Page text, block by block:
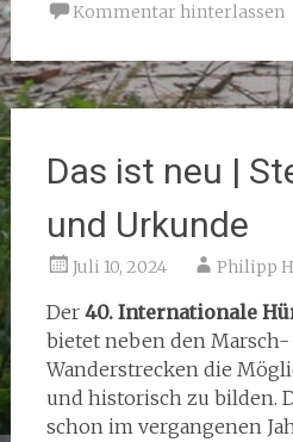
Kommentar hinterlassen
Das ist neu |
und Urkunde
Juli 10, 2024 Philipp
Der 40. Internationale
bietet neben den
Wanderstrecken die
und historisch zu bilden.
schon im vergangenen